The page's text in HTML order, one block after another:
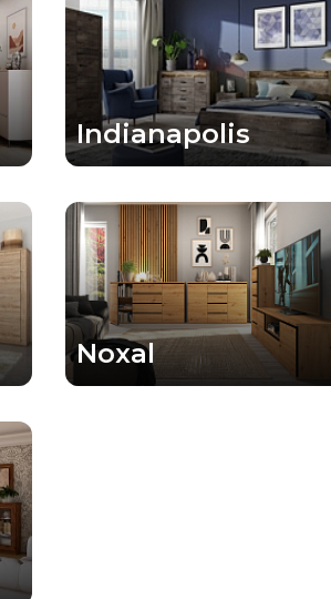
Indianapolis
Noxal